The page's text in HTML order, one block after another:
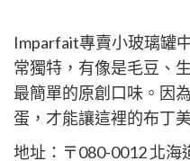
Imparfait專賣小玻璃罐
常獨特，有像是毛豆、
最簡單的原創口味。因
蛋，才能讓這裡的布丁
地址：〒080-0012 北